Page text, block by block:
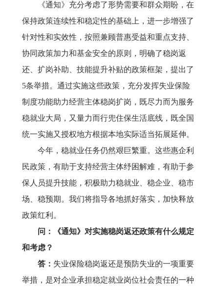
《通知》充分考虑了形势需要和群众期盼，在
保持政策连续性和稳定性的基础上，进一步增强了
针对性和实效性，按照兼顾普惠受益和重点支持、
协同政策加力和基金安全的原则，明确了稳岗返
还、扩岗补助、技能提升补贴的政策框架，提出了
5条举措。通过实施这些政策，充分发挥失业保险
制度功能助力经营主体稳岗扩岗，既尽力而为服务
稳就业大局，又量力而行兜住保生活底线，既全国
统一实施又授权地方根据本地实际适当拓展延伸。
今年，稳就业任务仍然艰巨繁重。这些惠企利
民政策，有助于支持经营主体纾困解难，有助于参
保人员提升技能，积极助力稳就业、稳企业、稳市
场、稳预期。我们将指导各地抓好落实，加快释放
政策红利。
问：《通知》对实施稳岗返还政策有什么规定
和考虑？
答： 失业保险稳岗返还是预防失业的一项重要
举措，是对企业承担稳定就业岗位社会责任的一种